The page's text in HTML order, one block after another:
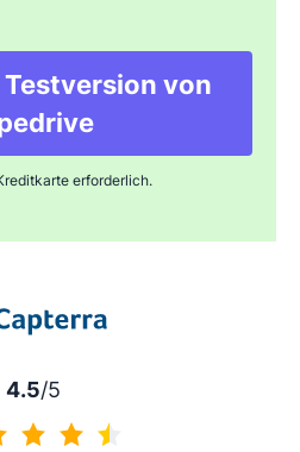
von
In neuem Fenster
erforderlich.
4.5/5